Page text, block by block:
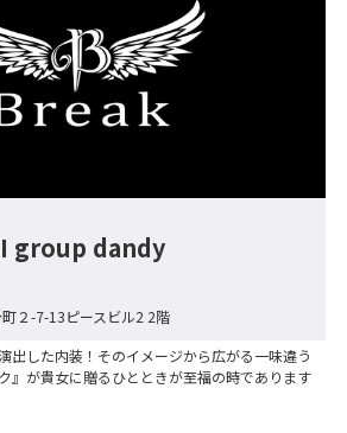
group dandy
２-7-13ピースビル2 2階
出した内装！そのイメージから広がる一味違う
』が貴女に贈るひとときが至福の時であります